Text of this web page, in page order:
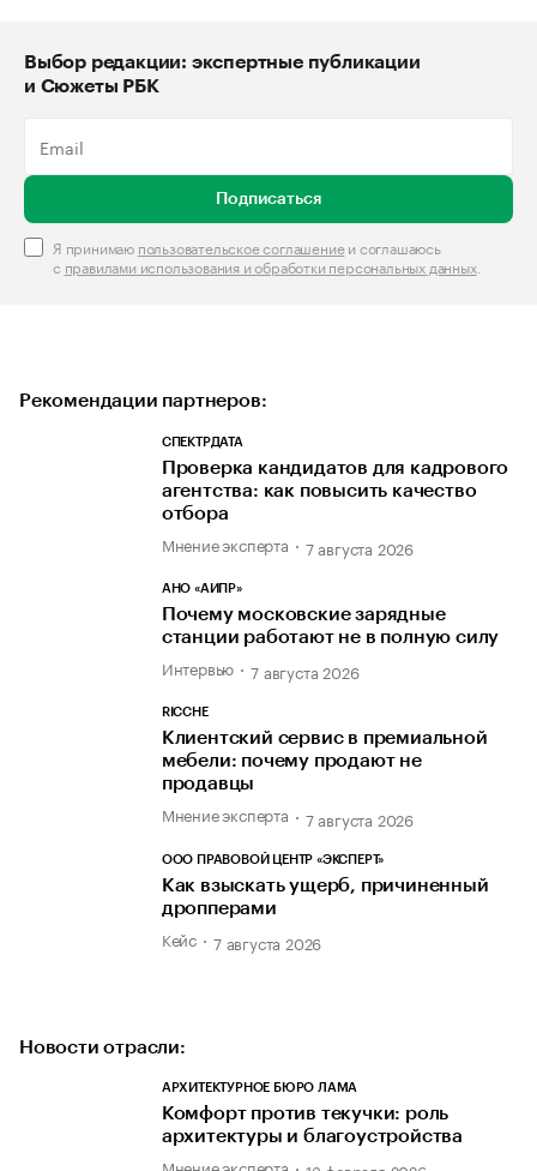
Выбор редакции: экспертные публикации
и Сюжеты РБК
Подписаться
Я принимаю пользовательское соглашениеи соглашаюсь
с правилами использования и обработки персональных данных.
Рекомендации партнеров:
СПЕКТРДАТА
Проверка кандидатов для кадрового
агентства: как повысить качество
отбора
Мнение эксперта 7 августа 2026
АНО «АИПР»
Почему московские зарядные
станции работают не в полную силу
Интервью 7 августа 2026
RICCHE
Клиентский сервис в премиальной
мебели: почему продают не
продавцы
Мнение эксперта 7 августа 2026
ООО ПРАВОВОЙ ЦЕНТР «ЭКСПЕРТ»
Как взыскать ущерб, причиненный
дропперами
Кейс 7 августа 2026
Новости отрасли:
АРХИТЕКТУРНОЕ БЮРО ЛАМА
Комфорт против текучки: роль
архитектуры и благоустройства
Мнение эксперта